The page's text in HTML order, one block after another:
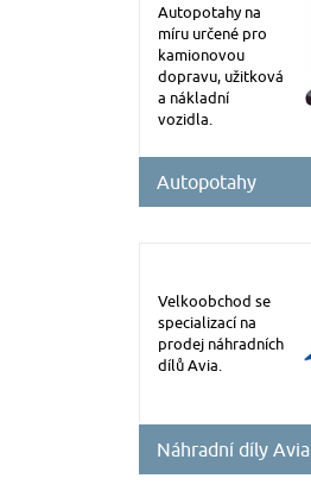
Autopotahy na
míru určené pro
kamionovou
dopravu, užitková
a nákladní
vozidla.
Autopotahy
Velkoobchod se
specializací na
prodej náhradních
dílů Avia.
Náhradní díly Avia